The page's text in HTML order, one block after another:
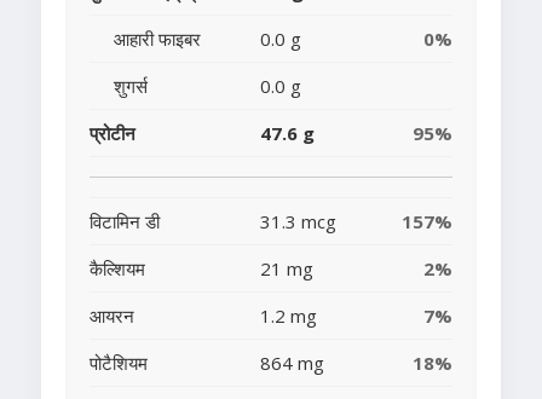
आहारी फाइबर
0.0 g
0%
शुगर्स
0.0 g
प्रोटीन
47.6 g 95%
विटामिन डी 31.3 mcg
157%
कैल्शियम
21 mg
2%
आयरन
1.2 mg
7%
पोटैशियम
864 mg 18%